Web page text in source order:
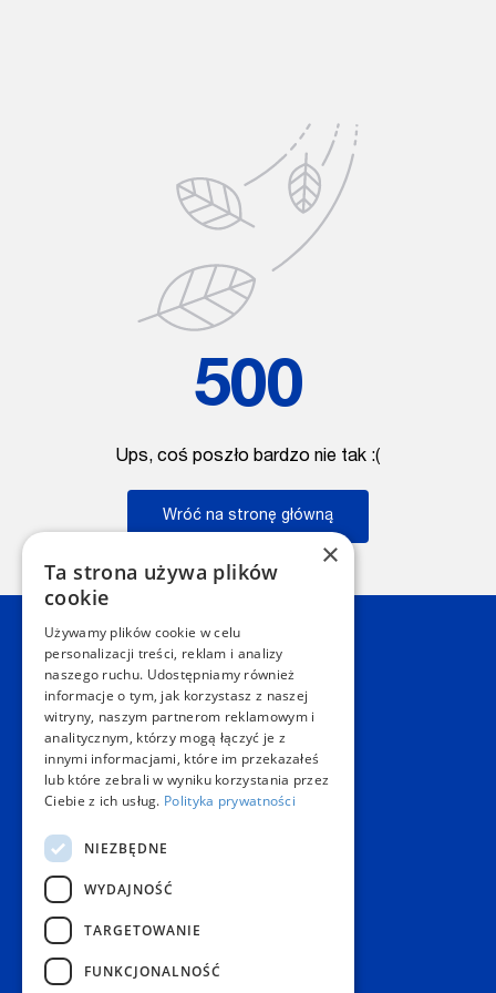
500
Ups, coś poszło bardzo nie tak :(
Wróć na stronę główną
Kontakt
Dział Obsługi Klienta Warszawa
Czynne: NON-STOP
Telefon:+48 22 628 62 52
E-mail: kontakt@copygeneral.pl
Punkty
Aleje Jerozolimskie 93
02-001 Warszawa
Czynne:
Pon. - Sob.: 08:00 - 20:00
Niedz.: nieczynne
Popularne produkty
×
Ta strona używa plików
cookie
Używamy plików cookie w celu
personalizacji treści, reklam i analizy
naszego ruchu. Udostępniamy również
informacje o tym, jak korzystasz z naszej
witryny, naszym partnerom reklamowym i
analitycznym, którzy mogą łączyć je z
innymi informacjami, które im przekazałeś
lub które zebrali w wyniku korzystania przez
Ciebie z ich usług. Polityka prywatności
NIEZBĘDNE
WYDAJNOŚĆ
TARGETOWANIE
FUNKCJONALNOŚĆ